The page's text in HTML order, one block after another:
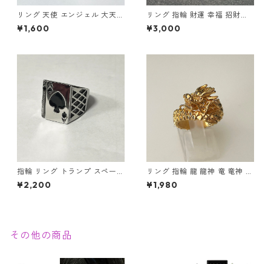
リング 天使 エンジェル 大天使
ミカエル 十字架 クロス 指輪
ステンレス メンズアクセサリ
¥1,600
リング 指輪 財運 幸福 招財進
寶 (しょうざいしんぽう) 宝船
縁起物
¥3,000
指輪 リング トランプ スペード
エース ステンレス 幸運 勝負運
ラッキーアイテム ギャンブル
¥2,200
リング 指輪 龍 龍神 竜 竜神 金
龍 ゴールド スパイラル メンズ
アクセサリー
¥1,980
その他の商品